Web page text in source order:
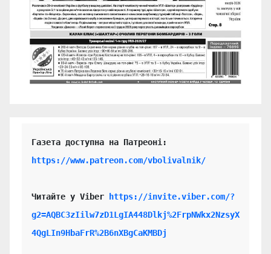
https://www.patreon.com/vbolivalnik/
Читайте у Viber
https://invite.viber.com/?
g2=AQBC3zIilw7zD1LgIA448Dlkj%2FrpNWkx2NzsyX
4QgLIn9HbaFrR%2B6nXBgCaKMBDj